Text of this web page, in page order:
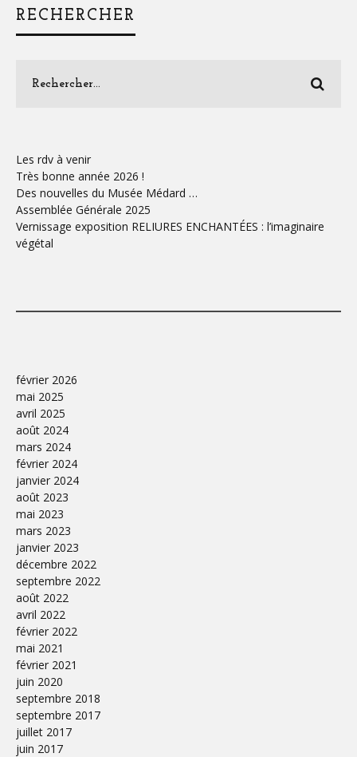
RECHERCHER
Les rdv à venir
Très bonne année 2026 !
Des nouvelles du Musée Médard …
Assemblée Générale 2025
Vernissage exposition RELIURES ENCHANTÉES : l’imaginaire
végétal
février 2026
mai 2025
avril 2025
août 2024
mars 2024
février 2024
janvier 2024
août 2023
mai 2023
mars 2023
janvier 2023
décembre 2022
septembre 2022
août 2022
avril 2022
février 2022
mai 2021
février 2021
juin 2020
septembre 2018
septembre 2017
juillet 2017
juin 2017